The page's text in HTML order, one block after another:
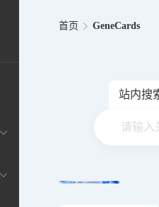
首页 GeneCards
站内搜